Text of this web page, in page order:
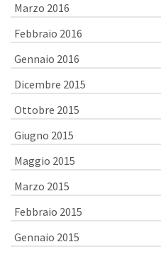
Marzo 2016
Febbraio 2016
Gennaio 2016
Dicembre 2015
Ottobre 2015
Giugno 2015
Maggio 2015
Marzo 2015
Febbraio 2015
Gennaio 2015